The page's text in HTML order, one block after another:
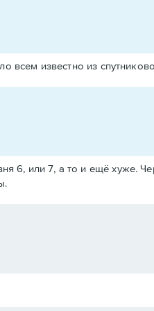
всем известно из
6, или 7, а то и ещё хуже.